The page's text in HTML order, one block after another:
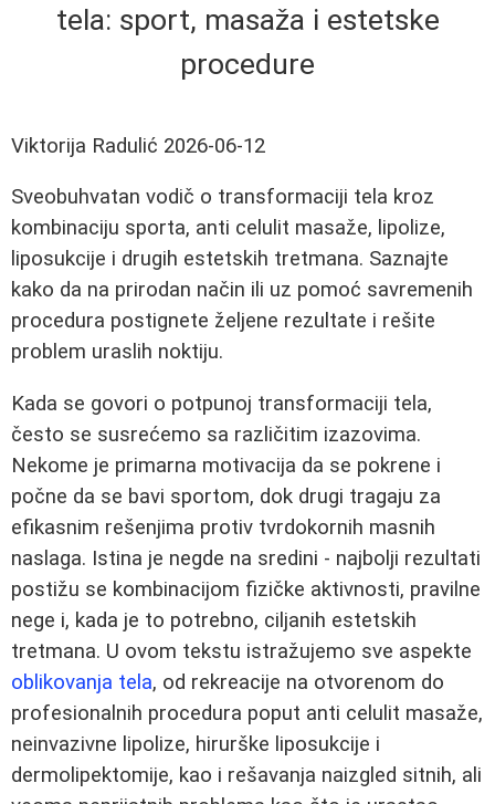
tela: sport, masaža i estetske
procedure
Viktorija Radulić 2026-06-12
Sveobuhvatan vodič o transformaciji tela kroz
kombinaciju sporta, anti celulit masaže, lipolize,
liposukcije i drugih estetskih tretmana. Saznajte
kako da na prirodan način ili uz pomoć savremenih
procedura postignete željene rezultate i rešite
problem uraslih noktiju.
Kada se govori o potpunoj transformaciji tela,
često se susrećemo sa različitim izazovima.
Nekome je primarna motivacija da se pokrene i
počne da se bavi sportom, dok drugi tragaju za
efikasnim rešenjima protiv tvrdokornih masnih
naslaga. Istina je negde na sredini - najbolji rezultati
postižu se kombinacijom fizičke aktivnosti, pravilne
nege i, kada je to potrebno, ciljanih estetskih
tretmana. U ovom tekstu istražujemo sve aspekte
oblikovanja tela, od rekreacije na otvorenom do
profesionalnih procedura poput anti celulit masaže,
neinvazivne lipolize, hirurške liposukcije i
dermolipektomije, kao i rešavanja naizgled sitnih, ali